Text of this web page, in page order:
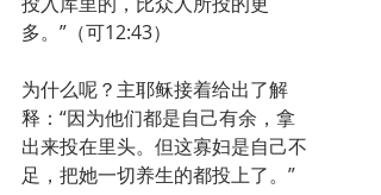
多。”（可12:43）
为什么呢？主耶稣接着给出了解
释：“因为他们都是自己有余，拿
出来投在里头。但这寡妇是自己不
足，把她一切养生的都投上了。”